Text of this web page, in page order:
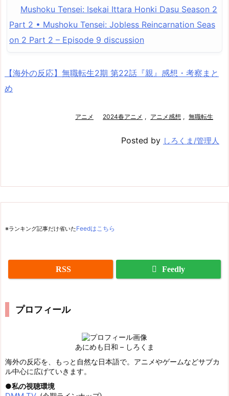
Mushoku Tensei: Isekai Ittara Honki Dasu Season 2
Part 2 • Mushoku Tensei: Jobless Reincarnation Seas
on 2 Part 2 – Episode 9 discussion
【海外の反応】無職転生2期 第22話『親』感想・考察まと
め
アニメ 2024春アニメ , アニメ感想 , 無職転生
Posted by しろくま/管理人
※ランキング記事だけ省いたFeedはこちら
RSS Feedly
プロフィール
あにめも日和 – しろくま
海外の反応を、もっと自然な日本語で。アニメやゲームなどサブカ
ル中心に広げていきます。
私の視聴環境